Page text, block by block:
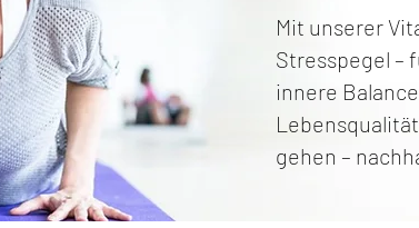
Mit unserer
Stresspegel –
innere
gehen –